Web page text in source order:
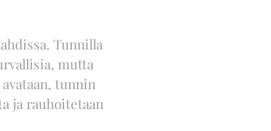
Tunnilla
mutta
tunnin
ja rauhoitetaan